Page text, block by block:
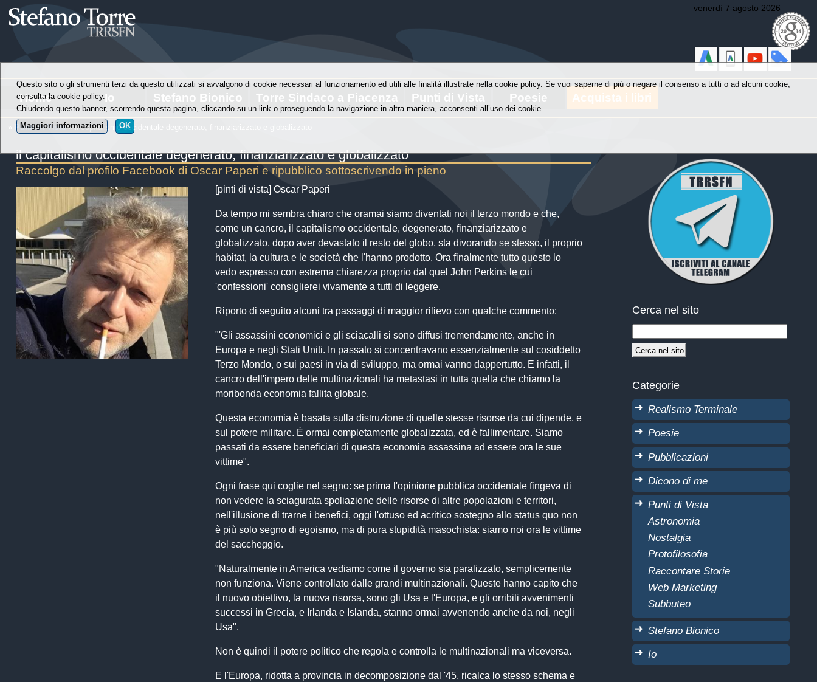
venerdì 7 agosto 2026
Home Io Stefano Bionico Torre Sindaco a Piacenza Punti di Vista Poesie Acquista i libri
Punti di Vista » il capitalismo occidentale degenerato, finanziarizzato e globalizzato
il capitalismo occidentale degenerato, finanziarizzato e globalizzato
Raccolgo dal profilo Facebook di Oscar Paperi e ripubblico sottoscrivendo in pieno
[pinti di vista] Oscar Paperi
Da tempo mi sembra chiaro che oramai siamo diventati noi il terzo mondo e che,
come un cancro, il capitalismo occidentale, degenerato, finanziarizzato e
globalizzato, dopo aver devastato il resto del globo, sta divorando se stesso, il proprio
habitat, la cultura e le società che l'hanno prodotto. Ora finalmente tutto questo lo
vedo espresso con estrema chiarezza proprio dal quel John Perkins le cui
'confessioni' consiglierei vivamente a tutti di leggere.
Riporto di seguito alcuni tra passaggi di maggior rilievo con qualche commento:
"'Gli assassini economici e gli sciacalli si sono diffusi tremendamente, anche in
Europa e negli Stati Uniti. In passato si concentravano essenzialmente sul cosiddetto
Terzo Mondo, o sui paesi in via di sviluppo, ma ormai vanno dappertutto. E infatti, il
cancro dell'impero delle multinazionali ha metastasi in tutta quella che chiamo la
moribonda economia fallita globale.
Questa economia è basata sulla distruzione di quelle stesse risorse da cui dipende, e
sul potere militare. È ormai completamente globalizzata, ed è fallimentare. Siamo
passati da essere beneficiari di questa economia assassina ad essere ora le sue
vittime".
Ogni frase qui coglie nel segno: se prima l'opinione pubblica occidentale fingeva di
non vedere la sciagurata spoliazione delle risorse di altre popolazioni e territori,
nell'illusione di trarne i benefici, oggi l'ottuso ed acritico sostegno allo status quo non
è più solo segno di egoismo, ma di pura stupidità masochista: siamo noi ora le vittime
del saccheggio.
"Naturalmente in America vediamo come il governo sia paralizzato, semplicemente
non funziona. Viene controllato dalle grandi multinazionali. Queste hanno capito che
il nuovo obiettivo, la nuova risorsa, sono gli Usa e l'Europa, e gli orribili avvenimenti
successi in Grecia, e Irlanda e Islanda, stanno ormai avvenendo anche da noi, negli
Usa".
Non è quindi il potere politico che regola e controlla le multinazionali ma viceversa.
E l'Europa, ridotta a provincia in decomposizione dal '45, ricalca lo stesso schema e
Cerca nel sito
Categorie
Realismo Terminale
Poesie
Pubblicazioni
Dicono di me
Punti di Vista
Astronomia
Nostalgia
Protofilosofia
Raccontare Storie
Web Marketing
Subbuteo
Stefano Bionico
Io
Questo sito o gli strumenti terzi da questo utilizzati si avvalgono di cookie necessari al funzionamento ed utili alle finalità illustrate nella cookie policy. Se vuoi saperne di più o negare il consenso a tutti o ad alcuni cookie,
consulta la cookie policy.
Chiudendo questo banner, scorrendo questa pagina, cliccando su un link o proseguendo la navigazione in altra maniera, acconsenti all’uso dei cookie.
Maggiori informazioni
OK